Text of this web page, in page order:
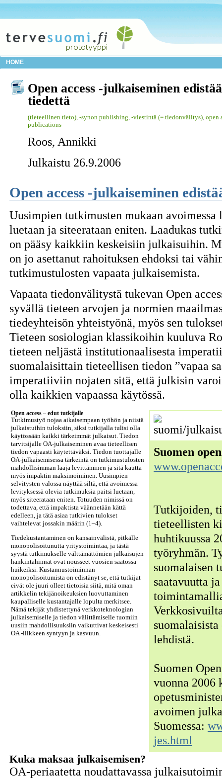
HOME
Open access -julkaiseminen edistää
tiedettä
(tieteellinen tieto) -synon publishing -viestintä (= tiedonvälitys) open
publications
Roos, Annikki
Julkaistu 26.9.2006
Open access -julkaiseminen
Uusimpien tutkimusten mukaan
luetaan ja siteerataan eniten. Laadukas
on pääsy kaikkiin keskeisiin julkaisuihin.
on jo asettanut rahoituksen ehdoksi tai
tutkimustulosten vapaata julkaisemista.
Vapaata tiedonvälitystä tukevan Open
syvällä tieteen arvojen ja normien
tiedeyhteisön yhteistyönä, myös sen
Tieteen sosiologian klassikoihin kuuluva
tieteen neljästä institutionaalisesta
suomalaisittain tieteellisen tiedon ”vapaa
imperatiiviin nojaten sitä, että julkisin
olla kaikkien vapaassa käytössä.
Open access – edut tutkijalle
Tutkimustyö nojaa aikaisempaan työhön ja niistä
julkaistuihin tuloksiin, siksi tutkijalla tulisi olla
käytössään kaikki tärkeimmät julkaisut. Tiedon
tarvitsijalle OA-julkaiseminen avaa tieteellisen
tiedon vapaasti käytettäväksi. Tiedon tuottajalle
OA-julkaisemisessa tärkeintä on tutkimustulosten
mahdollisimman laaja levittäminen ja sitä kautta
myös impaktin maksimoiminen. Uusimpien
selvitysten valossa näyttää siltä, että avoimessa
levityksessä olevia tutkimuksia paitsi luetaan,
myös siteerataan eniten. Totuuden nimissä on
todettava, että impaktista väännetään kättä
edelleen, ja tätä asiaa tutkivien tulokset
vaihtelevat jossakin määrin (1–4).
Tiedekustantaminen on kansainvälistä, pitkälle
monopolisoitunutta yritystoimintaa, ja tästä
syystä tutkimukselle välttämättömien julkaisujen
hankintahinnat ovat nousseet vuosien saatossa
huikeiksi. Kustannustoiminnan
monopolisoitumista on edistänyt se, että tutkijat
eivät ole juuri olleet tietoisia siitä, mitä oman
artikkelin tekijänoikeuksien luovuttaminen
kaupalliselle kustantajalle lopulta merkitsee.
Nämä tekijät yhdistettynä verkkoteknologian
julkaisemiselle ja tiedon välittämiselle tuomiin
uusiin mahdollisuuksiin vaikuttivat keskeisesti
OA -liikkeen syntyyn ja kasvuun.
Suomen
Tutkijoiden,
tieteellisten
huhtikuussa
työryhmän.
suomalaisen
saatavuutta
lehdistä.
Suomen
vuonna 2006
avoimen
Suomessa:
jes.html
Kuka maksaa julkaisemisen?
OA-periaatetta noudattavassa